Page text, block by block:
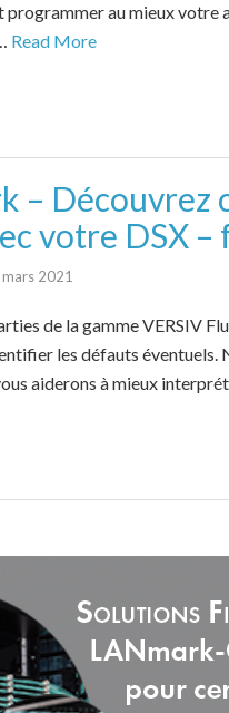
au mieux votre
Read More
– Découvrez
votre DSX
2021
de la gamme VERSIV
les défauts
aiderons à mieux